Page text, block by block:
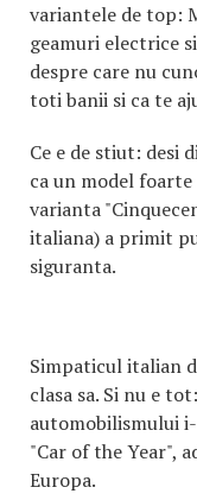
variantele de top:
geamuri electrice
despre care nu
toti banii si ca te
Ce e de stiut: desi
ca un model
varianta
italiana) a primit
siguranta.
Simpaticul italian
clasa sa. Si nu e
automobilismului
"Car of the Year",
Europa.